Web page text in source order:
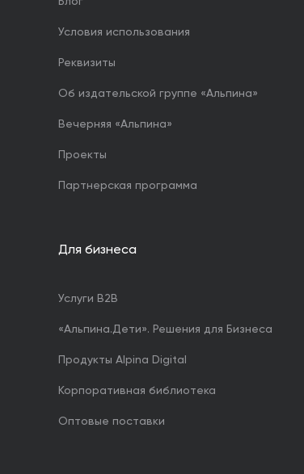
Условия использования
Реквизиты
Об издательской группе «Альпина»
Вечерняя «Альпина»
Проекты
Партнерская программа
Для бизнеса
Услуги B2B
«Альпина.Дети». Решения для Бизнеса
Продукты Alpina Digital
Корпоративная библиотека
Оптовые поставки